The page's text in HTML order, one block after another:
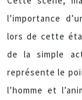
l’importance
lors de cette
de la simple
représente le
l’homme et